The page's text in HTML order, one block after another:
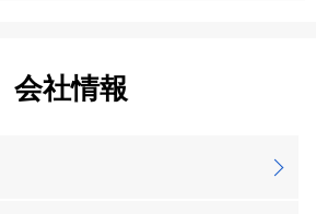
会社情報